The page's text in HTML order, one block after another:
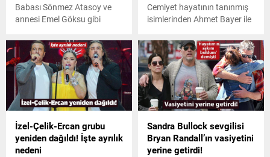
Babası Sönmez Atasoy ve
annesi Emel Göksu gibi
dönem mesleğini Amerika'da
icra eden Fadik Sevin Atasoy,
Türk oyuncuların ülkede
mutlu olduğunu ve yurt
dışına kariyer yapmak için
giden kimseye rastlamadığını
Cemiyet hayatının tanınmış
isimlerinden Ahmet Bayer ile
evliliklerini olaylı şekilde
sonlandırmıştı. İkili, yıllar
sonra ilk kez birlikte
objektiflere yansıdı.
İzel-Çelik-Ercan grubu
yeniden dağıldı! İşte ayrılık
nedeni
Sandra Bullock sevgilisi
Bryan Randall’ın vasiyetini
yerine getirdi!